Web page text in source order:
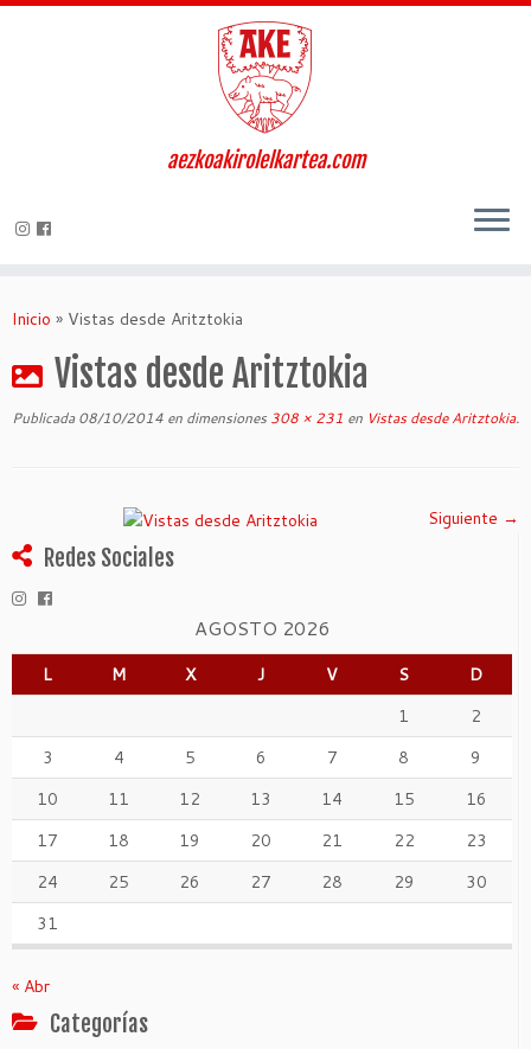
aezkoakirolelkartea.com
Inicio » Vistas desde Aritztokia
Vistas desde Aritztokia
Publicada 08/10/2014 en dimensiones 308 × 231 en Vistas desde Aritztokia.
Siguiente →
Redes Sociales
AGOSTO 2026
L M X J V S
D
1
2
3
4 5 6 7 8
9
10
11 12 13 14 15
16
17
18 19 20 21 22
23
24
25 26 27 28 29
30
31
« Abr
Categorías